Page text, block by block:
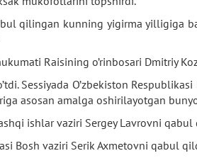
qilingan kunning yigirma yilligiga
Raisining o’rinbosari Dmitriy
Sessiyada O’zbekiston
asosan amalga oshirilayotgan
ishlar vaziri Sergey Lavrovni
Bosh vaziri Serik Axmetovni qabul